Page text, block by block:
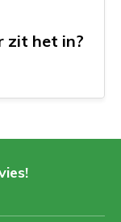
zit het in?